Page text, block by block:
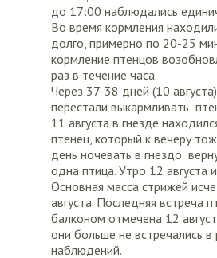
до 17:00 наблюдались
Во время кормления
долго, примерно по 20-25
кормление птенцов
раз в течение часа.
Через 37-38 дней (10
перестали выкармливать
11 августа в гнезде
птенец, который к вечеру
день ночевать в гнездо
одна птица. Утро 12 августа
Основная масса стрижей
августа. Последняя встреча
балконом отмечена 12
они больше не встречались в
наблюдений.